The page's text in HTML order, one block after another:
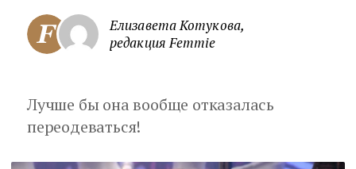
Елизавета Котукова,
редакция Femmie
Лучше бы она вообще отказалась
переодеваться!